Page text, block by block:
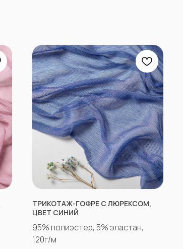
ТРИКОТАЖ-ГОФРЕ С ЛЮРЕКСОМ,
ЦВЕТ СИНИЙ
95% полиэстер, 5% эластан,
120г/м